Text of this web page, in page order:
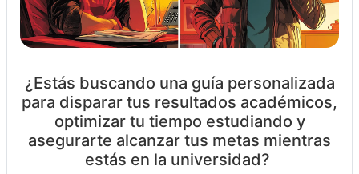
¿Estás buscando una guía personalizada
para disparar tus resultados académicos,
optimizar tu tiempo estudiando y
asegurarte alcanzar tus metas mientras
estás en la universidad?